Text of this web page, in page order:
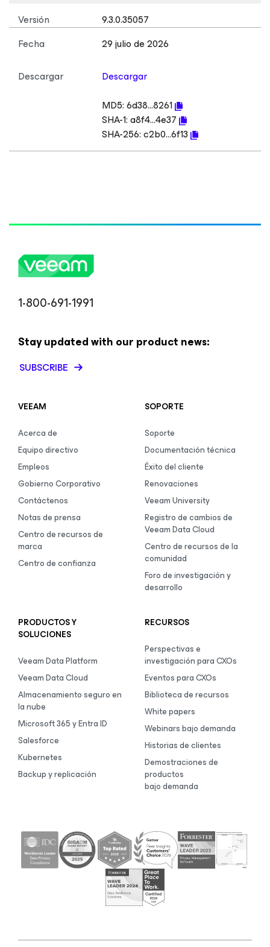
Versión
9.3.0.35057
Fecha
29 julio de 2026
Descargar
Descargar
MD5:6d38...8261
SHA-1:a8f4...4e37
SHA-256:c2b0...6f13
1-800-691-1991
Stay updated with our product news:
SUBSCRIBE
VEEAM
Acerca de
Equipo directivo
Empleos
Gobierno Corporativo
Contáctenos
Notas de prensa
Centro de recursos de
marca
Centro de confianza
SOPORTE
Soporte
Documentación técnica
Éxito del cliente
Renovaciones
Veeam University
Registro de cambios de
Veeam Data Cloud
Centro de recursos de la
comunidad
Foro de investigación y
desarrollo
PRODUCTOS Y
SOLUCIONES
Veeam Data Platform
Veeam Data Cloud
Almacenamiento seguro en
la nube
Microsoft 365 y Entra ID
Salesforce
Kubernetes
Backup y replicación
RECURSOS
Perspectivas e
investigación para CXOs
Eventos para CXOs
Biblioteca de recursos
White papers
Webinars bajo demanda
Historias de clientes
Demostraciones de
productos
bajo demanda